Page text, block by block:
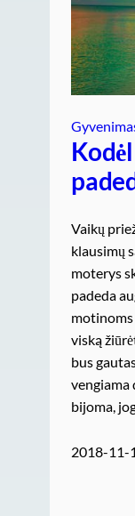
Vaikų
klausimų
moterys
padeda
motinoms
viską
bus
vengiama
bijoma,
2018-11-